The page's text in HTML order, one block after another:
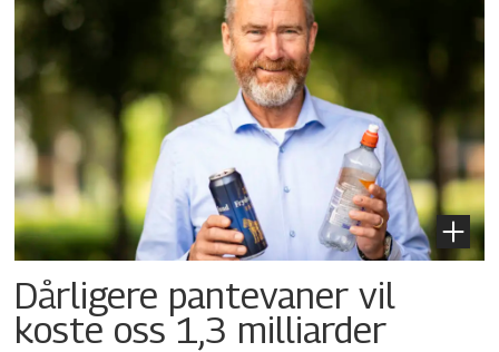
Dårligere pantevaner vil
koste oss 1,3 milliarder